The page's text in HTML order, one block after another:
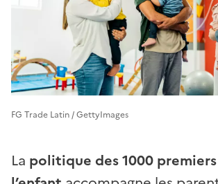
FG Trade Latin / GettyImages
La politique des 1000